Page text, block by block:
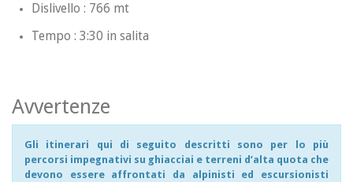
Dislivello : 766 mt
Tempo : 3:30 in salita
Avvertenze
Gli itinerari qui di seguito descritti sono per lo più
percorsi impegnativi su ghiacciai e terreni d’alta quota che
devono essere affrontati da alpinisti ed escursionisti